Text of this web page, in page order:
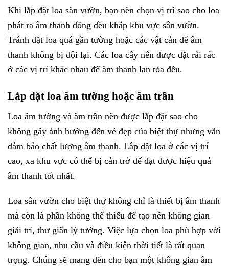
Khi lắp đặt loa sân vườn, bạn nên chọn vị trí sao cho loa
phát ra âm thanh đồng đều khắp khu vực sân vườn.
Tránh đặt loa quá gần tường hoặc các vật cản để âm
thanh không bị dội lại. Các loa cây nên được đặt rải rác
ở các vị trí khác nhau để âm thanh lan tỏa đều.
Lắp đặt loa âm tường hoặc âm trần
Loa âm tường và âm trần nên được lắp đặt sao cho
không gây ảnh hưởng đến vẻ đẹp của biệt thự nhưng vẫn
đảm bảo chất lượng âm thanh. Lắp đặt loa ở các vị trí
cao, xa khu vực có thể bị cản trở để đạt được hiệu quả
âm thanh tốt nhất.
Loa sân vườn cho biệt thự không chỉ là thiết bị âm thanh
mà còn là phần không thể thiếu để tạo nên không gian
giải trí, thư giãn lý tưởng. Việc lựa chọn loa phù hợp với
không gian, nhu cầu và điều kiện thời tiết là rất quan
trọng. Chúng sẽ mang đến cho bạn một không gian âm